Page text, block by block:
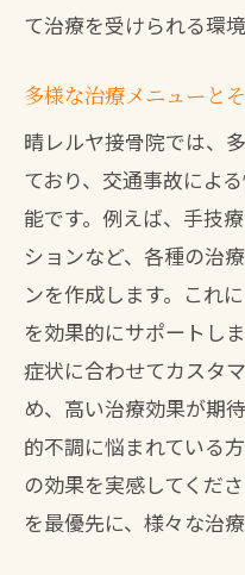
て治療を受けられる環
多様な治療メニューと
晴レルヤ接骨院では、
ており、交通事故によ
能です。例えば、手技
ションなど、各種の治
ンを作成します。これ
を効果的にサポートし
症状に合わせてカスタ
め、高い治療効果が期
的不調に悩まれている
の効果を実感してくだ
を最優先に、様々な治